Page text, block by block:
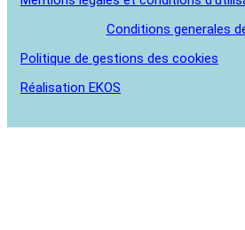
Conditions generales
Politique de gestions des cookies
Réalisation EKOS